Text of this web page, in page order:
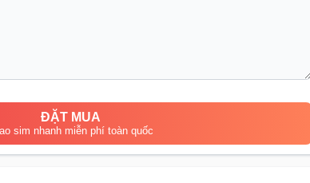
ĐẶT MUA
sim nhanh miễn phí toàn quốc